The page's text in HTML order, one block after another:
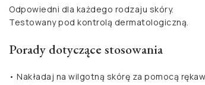
Odpowiedni dla każdego rodzaju skóry.
Testowany pod kontrolą dermatologiczną.
Porady dotyczące stosowania
• Nakładaj na wilgotną skórę za pomocą